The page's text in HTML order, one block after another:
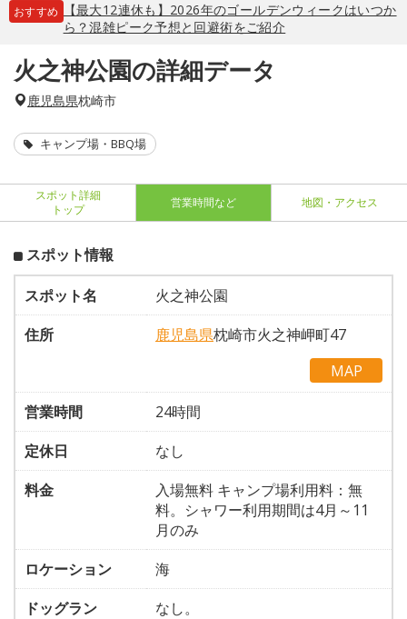
おすすめ
【最大12連休も】2026年のゴールデンウィークはいつか
ら？混雑ピーク予想と回避術をご紹介
火之神公園の詳細データ
鹿児島県枕崎市
キャンプ場・BBQ場
スポット詳細
トップ
営業時間など 地図・アクセス
スポット情報
スポット名
火之神公園
住所
鹿児島県枕崎市火之神岬町47
MAP
営業時間
24時間
定休日
なし
料金
入場無料 キャンプ場利用料：無
料。シャワー利用期間は4月～11
月のみ
ロケーション
海
ドッグラン
なし。